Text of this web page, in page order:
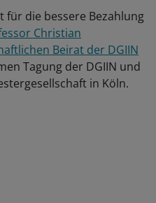
für die bessere Bezahlung
Christian
Beirat der DGIIN
Tagung der DGIIN und
in Köln.